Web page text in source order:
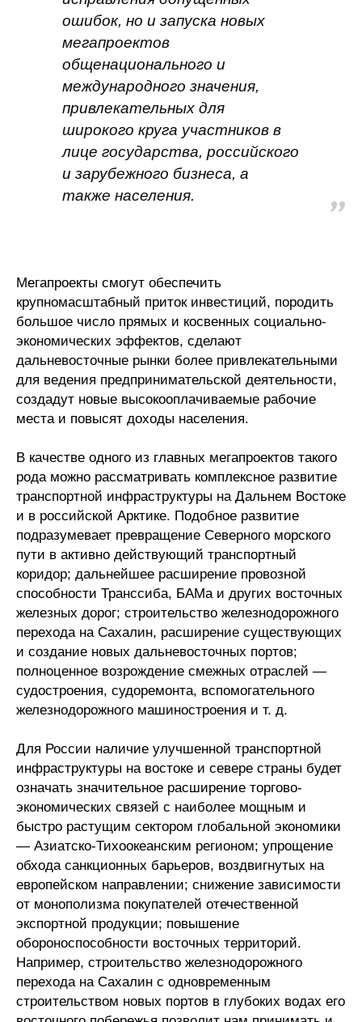
ошибок, но и запуска новых
мегапроектов
общенационального и
международного значения,
привлекательных для
широкого круга участников в
лице государства, российского
и зарубежного бизнеса, а
также населения.
Мегапроекты смогут обеспечить
крупномасштабный приток инвестиций, породить
большое число прямых и косвенных социально-
экономических эффектов, сделают
дальневосточные рынки более привлекательными
для ведения предпринимательской деятельности,
создадут новые высокооплачиваемые рабочие
места и повысят доходы населения.
В качестве одного из главных мегапроектов такого
рода можно рассматривать комплексное развитие
транспортной инфраструктуры на Дальнем Востоке
и в российской Арктике. Подобное развитие
подразумевает превращение Северного морского
пути в активно действующий транспортный
коридор; дальнейшее расширение провозной
способности Транссиба, БАМа и других восточных
железных дорог; строительство железнодорожного
перехода на Сахалин, расширение существующих
и создание новых дальневосточных портов;
полноценное возрождение смежных отраслей —
судостроения, судоремонта, вспомогательного
железнодорожного машиностроения и т. д.
Для России наличие улучшенной транспортной
инфраструктуры на востоке и севере страны будет
означать значительное расширение торгово-
экономических связей с наиболее мощным и
быстро растущим сектором глобальной экономики
— Азиатско-Тихоокеанским регионом; упрощение
обхода санкционных барьеров, воздвигнутых на
европейском направлении; снижение зависимости
от монополизма покупателей отечественной
экспортной продукции; повышение
обороноспособности восточных территорий.
Например, строительство железнодорожного
перехода на Сахалин с одновременным
строительством новых портов в глубоких водах его